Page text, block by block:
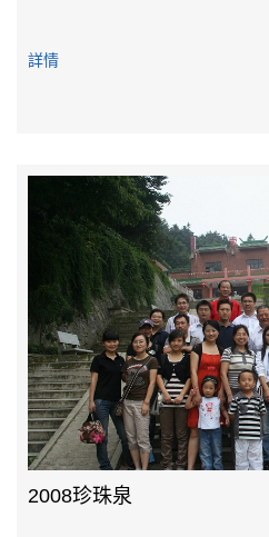
詳情
2008珍珠泉